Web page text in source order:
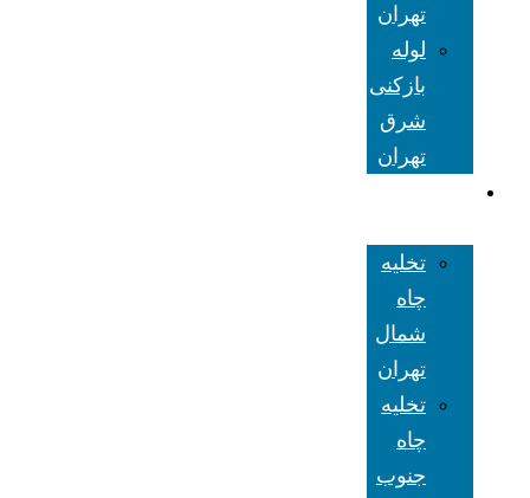
تهران
لوله
بازکنی
شرق
تهران
تخلیه
چاه
شمال
تهران
تخلیه
چاه
جنوب